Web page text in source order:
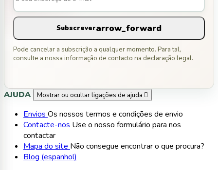
Subscreverarrow_forward
Pode cancelar a subscrição a qualquer momento. Para tal,
consulte a nossa informação de contacto na declaração legal.
AJUDA Mostrar ou ocultar ligações de ajuda 
EnviosOs nossos termos e condições de envio
Contacte-nosUse o nosso formulário para nos
contactar
Mapa do siteNão consegue encontrar o que procura?
Blog (espanhol)